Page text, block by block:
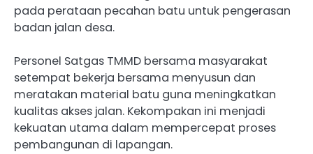
pada perataan pecahan batu untuk pengerasan
badan jalan desa.
Personel Satgas TMMD bersama masyarakat
setempat bekerja bersama menyusun dan
meratakan material batu guna meningkatkan
kualitas akses jalan. Kekompakan ini menjadi
kekuatan utama dalam mempercepat proses
pembangunan di lapangan.